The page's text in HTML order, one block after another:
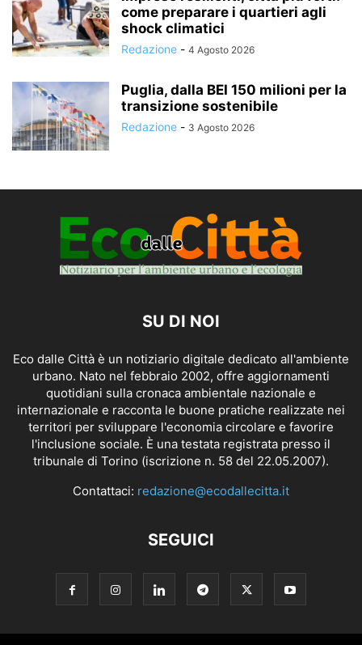
come preparare i quartieri agli
shock climatici
Redazione - 4 Agosto 2026
Puglia, dalla BEI 150 milioni per la
transizione sostenibile
Redazione - 3 Agosto 2026
SU DI NOI
Eco dalle Città è un notiziario digitale dedicato all'ambiente
urbano. Nato nel febbraio 2002, offre aggiornamenti
quotidiani sulla cronaca ambientale nazionale e
internazionale e racconta le buone pratiche realizzate nei
territori per sviluppare l'economia circolare e favorire
l'inclusione sociale. È una testata registrata presso il
tribunale di Torino (iscrizione n. 58 del 22.05.2007).
Contattaci: redazione@ecodallecitta.it
SEGUICI